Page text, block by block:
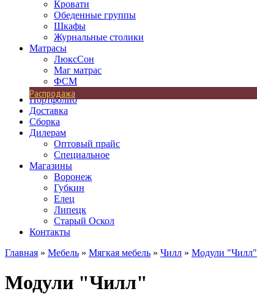
Кровати
Обеденные группы
Шкафы
Журнальные столики
Матрасы
ЛюксСон
Маг матрас
ФСМ
Распродажа
Портфолио
Доставка
Сборка
Дилерам
Оптовый прайс
Специальное
Магазины
Воронеж
Губкин
Елец
Липецк
Старый Оскол
Контакты
Главная » Мебель » Мягкая мебель » Чилл » Модули "Чилл"
Модули "Чилл"